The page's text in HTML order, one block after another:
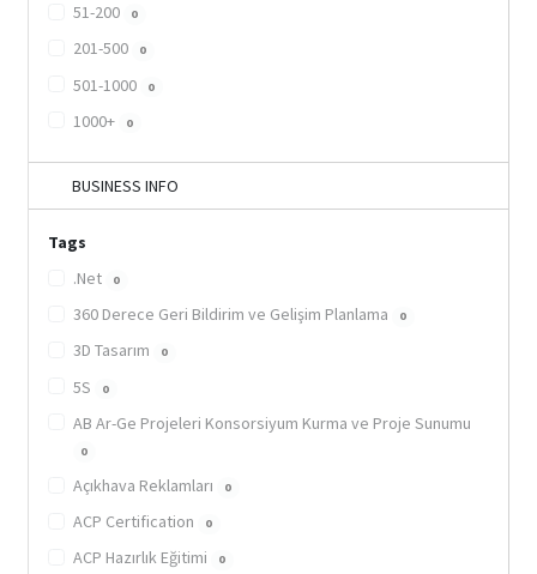
51-200 0
201-500 0
501-1000 0
1000+ 0
BUSINESS INFO
Tags
.Net
0
360 Derece Geri Bildirim ve Gelişim Planlama 0
3D Tasarım 0
5S 0
AB Ar-Ge Projeleri Konsorsiyum Kurma ve Proje Sunumu
0
Açıkhava Reklamları 0
ACP Certification 0
ACP Hazırlık Eğitimi 0